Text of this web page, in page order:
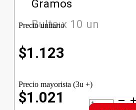
Gramos
Bulto x 10 un
Precio unitario
$1.123
Precio mayorista (3u +)
$1.021
GALLO
ARROZ